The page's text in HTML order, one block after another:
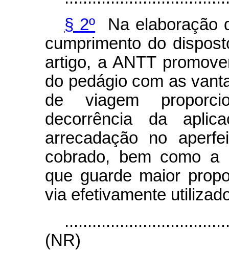
§ 2º Na elaboração
cumprimento do
artigo, a ANTT
do pedágio com as
de viagem
decorrência da
arrecadação no
cobrado, bem como a
que guarde maior
via efetivamente
(NR)